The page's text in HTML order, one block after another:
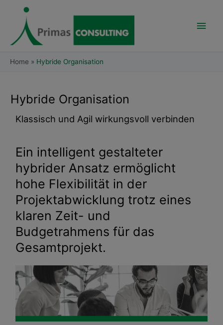
content
Home Hybride Organisation
Hybride Organisation
Klassisch und Agil wirkungsvoll verbinden
Ein intelligent gestalteter
hybrider Ansatz ermöglicht
hohe Flexibilität in der
Projektabwicklung trotz eines
klaren Zeit- und
Budgetrahmens für das
Gesamtprojekt.